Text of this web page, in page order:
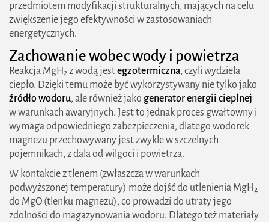
przedmiotem modyfikacji strukturalnych, mających na celu
zwiększenie jego efektywności w zastosowaniach
energetycznych.
Zachowanie wobec wody i powietrza
Reakcja MgH₂ z wodą jestegzotermiczna, czyli wydziela
ciepło. Dzięki temu może być wykorzystywany nie tylko jako
źródło wodoru, ale również jako generator energii cieplnej
w warunkach awaryjnych. Jest to jednak proces gwałtowny i
wymaga odpowiedniego zabezpieczenia, dlatego wodorek
magnezu przechowywany jest zwykle w szczelnych
pojemnikach, z dala od wilgoci i powietrza.
W kontakcie z tlenem (zwłaszcza w warunkach
podwyższonej temperatury) może dojść do utlenienia MgH₂
do MgO (tlenku magnezu), co prowadzi do utraty jego
zdolności do magazynowania wodoru. Dlatego też materiały